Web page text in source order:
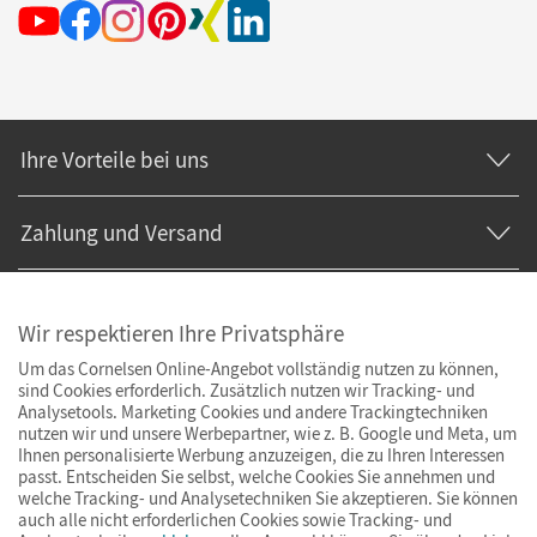
Ihre Vorteile bei uns
Zahlung und Versand
Wir respektieren Ihre Privatsphäre
Um das Cornelsen Online-Angebot vollständig nutzen zu können,
sind Cookies erforderlich. Zusätzlich nutzen wir Tracking- und
Analysetools. Marketing Cookies und andere Trackingtechniken
nutzen wir und unsere Werbepartner, wie z. B. Google und Meta, um
Ihnen personalisierte Werbung anzuzeigen, die zu Ihren Interessen
passt. Entscheiden Sie selbst, welche Cookies Sie annehmen und
welche Tracking- und Analysetechniken Sie akzeptieren. Sie können
auch alle nicht erforderlichen Cookies sowie Tracking- und